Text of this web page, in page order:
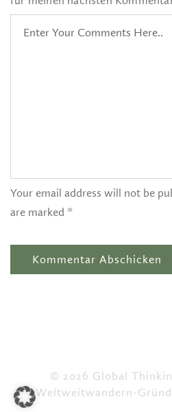
Your email address will not be
are marked *
© 2026 Global
Weltweitwandern-